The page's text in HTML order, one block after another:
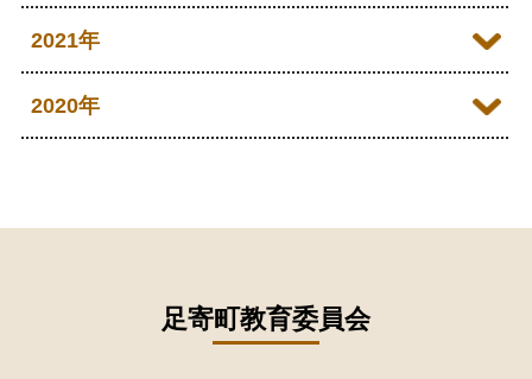
2026年02月
2026年01月
2025年08月
2025年07月
2025年03月
2024年10月
2024年08月
2024年06月
2024年04月
2023年10月
2022年12月
2022年10月
2022年07月
2021年
2021年12月
2021年08月
2020年
2020年06月足寄町教育委員会